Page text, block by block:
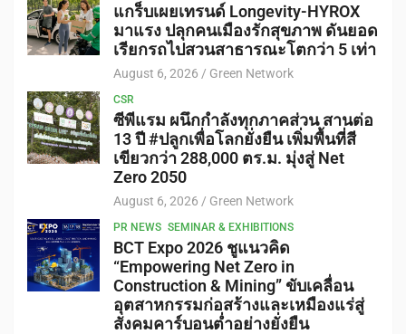
แกร็บเผยเทรนด์ Longevity-HYROX
มาแรง ปลุกคนเมืองรักสุขภาพ ดันยอด
เรียกรถไปสวนสาธารณะโตกว่า 5 เท่า
August 6, 2026 Green Network
CSR
ซีพีแรม ผนึกกำลังทุกภาคส่วน สานต่อ
13 ปี #ปลูกเพื่อโลกยั่งยืน เพิ่มพื้นที่สี
เขียวกว่า 288,000 ตร.ม. มุ่งสู่ Net
Zero 2050
August 6, 2026 Green Network
PR NEWS SEMINAR & EXHIBITIONS
BCT Expo 2026 ชูแนวคิด
“Empowering Net Zero in
Construction & Mining” ขับเคลื่อน
อุตสาหกรรมก่อสร้างและเหมืองแร่สู่
สังคมคาร์บอนต่ำอย่างยั่งยืน